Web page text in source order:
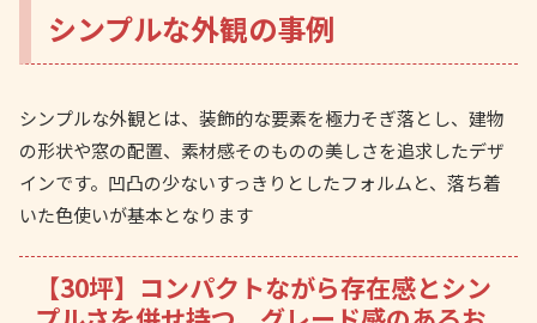
シンプルな外観の事例
シンプルな外観とは、装飾的な要素を極力そぎ落とし、建物
の形状や窓の配置、素材感そのものの美しさを追求したデザ
インです。凹凸の少ないすっきりとしたフォルムと、落ち着
いた色使いが基本となります
【30坪】コンパクトながら存在感とシン